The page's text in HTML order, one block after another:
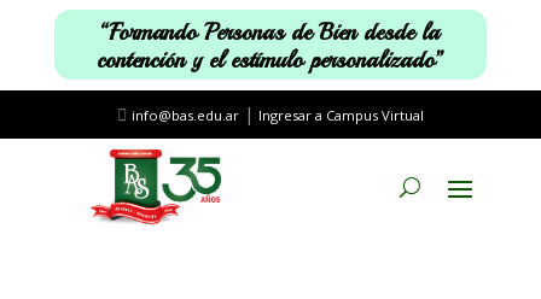
“Formando Personas de Bien desde la
contención y el estímulo personalizado”
info@bas.edu.ar| Ingresar a Campus Virtual